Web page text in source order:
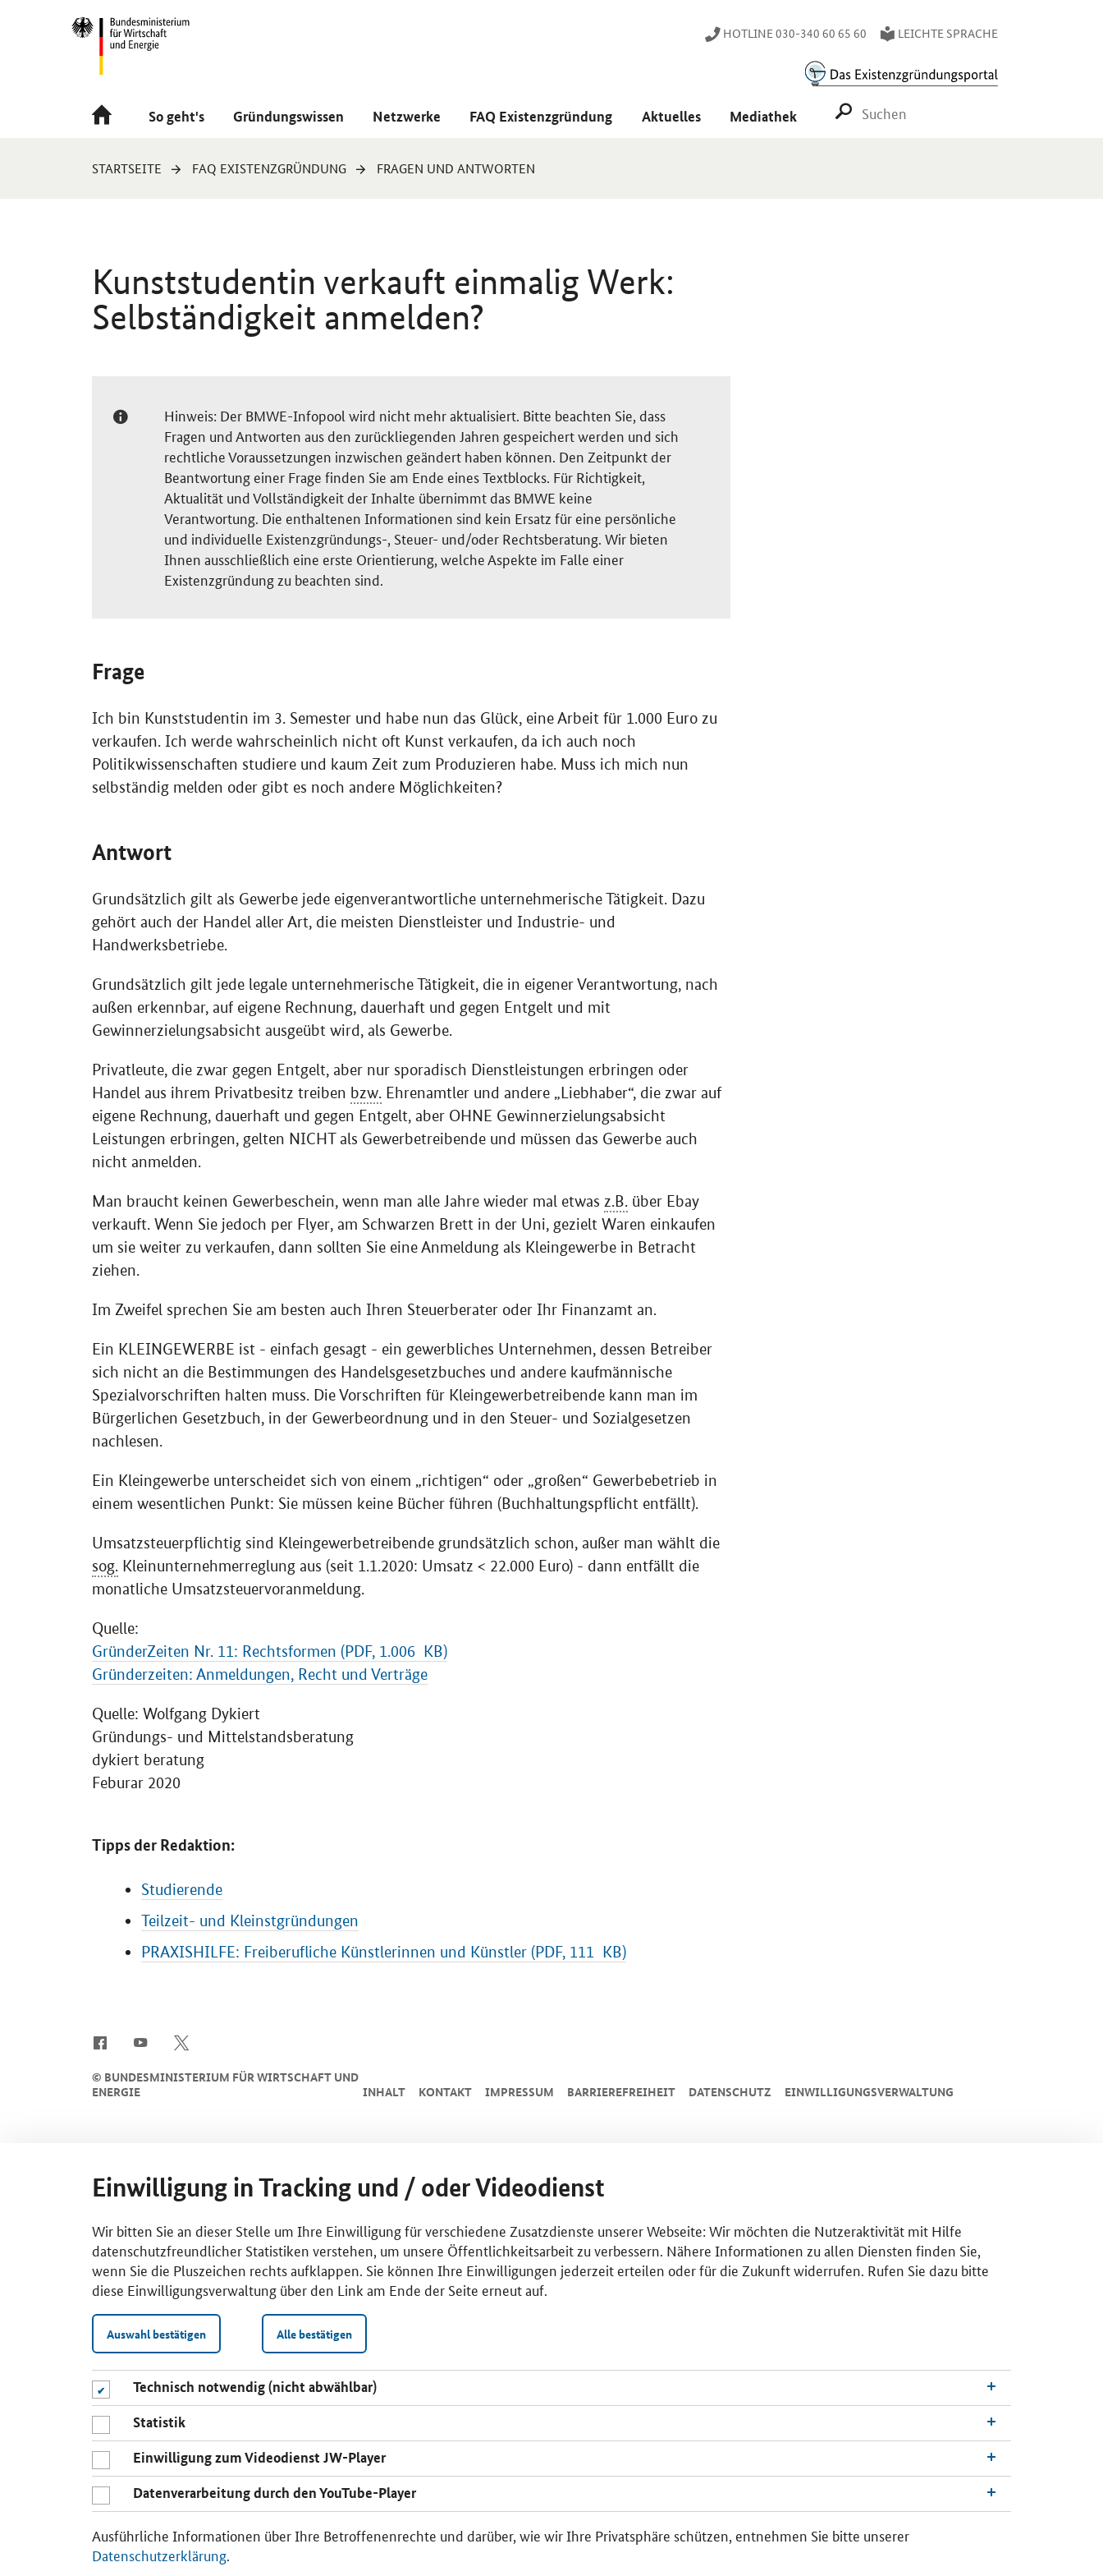
Navigation
Hauptmenü HOTLINE 030-340 60 65 60 LEICHTE SPRACHE
So geht's Gründungswissen Netzwerke FAQ Existenzgründung Aktuelles Mediathek SUCHE STARTEN
Sie
STARTSEITE FAQ EXISTENZGRÜNDUNG FRAGEN UND ANTWORTEN
Kunststudentin verkauft einmalig Werk:
Selbständigkeit anmelden?
Hinweis: Der BMWE-Infopool wird nicht mehr aktualisiert. Bitte beachten Sie, dass
Fragen und Antworten aus den zurückliegenden Jahren gespeichert werden und sich
rechtliche Voraussetzungen inzwischen geändert haben können. Den Zeitpunkt der
Beantwortung einer Frage finden Sie am Ende eines Textblocks. Für Richtigkeit,
Aktualität und Vollständigkeit der Inhalte übernimmt das BMWE keine
Verantwortung. Die enthaltenen Informationen sind kein Ersatz für eine persönliche
und individuelle Existenzgründungs-, Steuer- und/oder Rechtsberatung. Wir bieten
Ihnen ausschließlich eine erste Orientierung, welche Aspekte im Falle einer
Existenzgründung zu beachten sind.
Frage
Ich bin Kunststudentin im 3. Semester und habe nun das Glück, eine Arbeit für 1.000 Euro zu
verkaufen. Ich werde wahrscheinlich nicht oft Kunst verkaufen, da ich auch noch
Politikwissenschaften studiere und kaum Zeit zum Produzieren habe. Muss ich mich nun
selbständig melden oder gibt es noch andere Möglichkeiten?
Antwort
Grundsätzlich gilt als Gewerbe jede eigenverantwortliche unternehmerische Tätigkeit. Dazu
gehört auch der Handel aller Art, die meisten Dienstleister und Industrie- und
Handwerksbetriebe.
Grundsätzlich gilt jede legale unternehmerische Tätigkeit, die in eigener Verantwortung, nach
außen erkennbar, auf eigene Rechnung, dauerhaft und gegen Entgelt und mit
Gewinnerzielungsabsicht ausgeübt wird, als Gewerbe.
Privatleute, die zwar gegen Entgelt, aber nur sporadisch Dienstleistungen erbringen oder
Handel aus ihrem Privatbesitz treiben bzw. Ehrenamtler und andere „Liebhaber“, die zwar auf
eigene Rechnung, dauerhaft und gegen Entgelt, aber OHNE Gewinnerzielungsabsicht
Leistungen erbringen, gelten NICHT als Gewerbetreibende und müssen das Gewerbe auch
nicht anmelden.
Man braucht keinen Gewerbeschein, wenn man alle Jahre wieder mal etwas z.B. über Ebay
verkauft. Wenn Sie jedoch per Flyer, am Schwarzen Brett in der Uni, gezielt Waren einkaufen
um sie weiter zu verkaufen, dann sollten Sie eine Anmeldung als Kleingewerbe in Betracht
ziehen.
Im Zweifel sprechen Sie am besten auch Ihren Steuerberater oder Ihr Finanzamt an.
Ein KLEINGEWERBE ist - einfach gesagt - ein gewerbliches Unternehmen, dessen Betreiber
sich nicht an die Bestimmungen des Handelsgesetzbuches und andere kaufmännische
Spezialvorschriften halten muss. Die Vorschriften für Kleingewerbetreibende kann man im
Bürgerlichen Gesetzbuch, in der Gewerbeordnung und in den Steuer- und Sozialgesetzen
nachlesen.
Ein Kleingewerbe unterscheidet sich von einem „richtigen“ oder „großen“ Gewerbebetrieb in
einem wesentlichen Punkt: Sie müssen keine Bücher führen (Buchhaltungspflicht entfällt).
Umsatzsteuerpflichtig sind Kleingewerbetreibende grundsätzlich schon, außer man wählt die
sog. Kleinunternehmerreglung aus (seit 1.1.2020: Umsatz < 22.000 Euro) - dann entfällt die
monatliche Umsatzsteuervoranmeldung.
Quelle:
GründerZeiten Nr. 11: Rechtsformen (PDF, 1.006 KB)
Gründerzeiten: Anmeldungen, Recht und Verträge
Quelle: Wolfgang Dykiert
Gründungs- und Mittelstandsberatung
dykiert beratung
Feburar 2020
Tipps der Redaktion:
Studierende
Teilzeit- und Kleinstgründungen
PRAXISHILFE: Freiberufliche Künstlerinnen und Künstler (PDF, 111 KB)
© BUNDESMINISTERIUM FÜR WIRTSCHAFT UND
ENERGIE
INHALT KONTAKT IMPRESSUM BARRIEREFREIHEIT DATENSCHUTZ EINWILLIGUNGSVERWALTUNG
Einwilligung in Tracking und / oder Videodienst
Wir bitten Sie an dieser Stelle um Ihre Einwilligung für verschiedene Zusatzdienste unserer Webseite: Wir möchten die Nutzeraktivität mit Hilfe
datenschutzfreundlicher Statistiken verstehen, um unsere Öffentlichkeitsarbeit zu verbessern. Nähere Informationen zu allen Diensten finden Sie,
wenn Sie die Pluszeichen rechts aufklappen. Sie können Ihre Einwilligungen jederzeit erteilen oder für die Zukunft widerrufen. Rufen Sie dazu bitte
diese Einwilligungsverwaltung über den Link am Ende der Seite erneut auf.
Auswahl bestätigen Alle bestätigen
Technisch notwendig (nicht abwählbar)
Statistik
Einwilligung zum Videodienst JW-Player
Datenverarbeitung durch den YouTube-Player
Ausführliche Informationen über Ihre Betroffenenrechte und darüber, wie wir Ihre Privatsphäre schützen, entnehmen Sie bitte unserer
Datenschutzerklärung.